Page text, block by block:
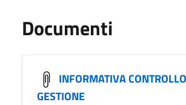
Documenti
INFORMATIVA
GESTIONE